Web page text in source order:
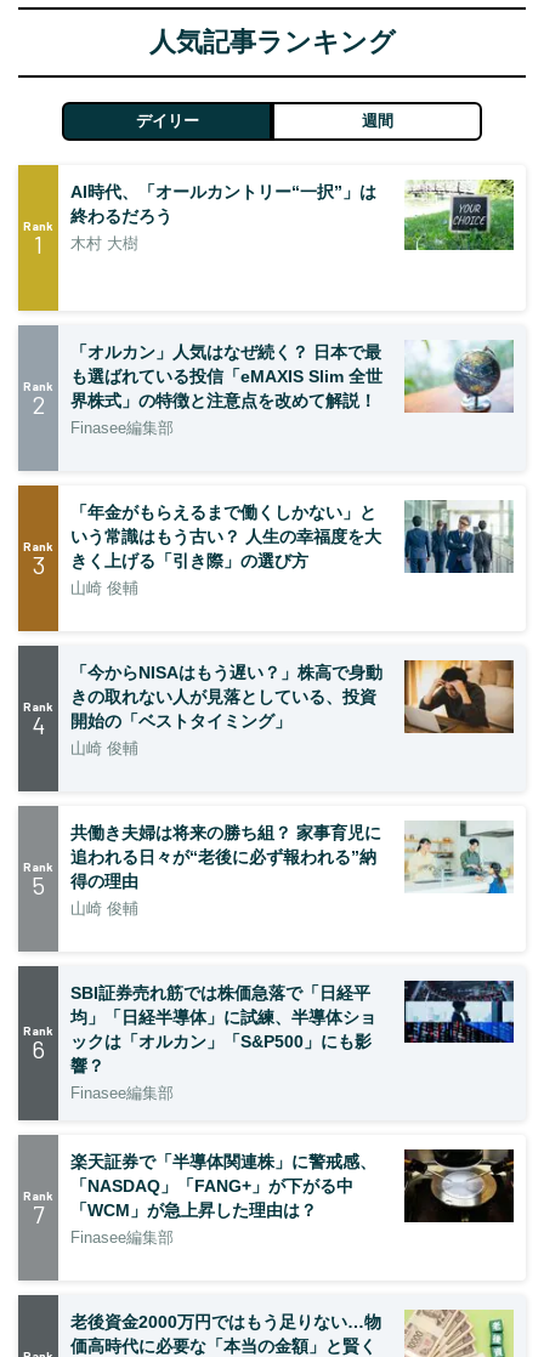
人気記事ランキング
デイリー 週間
Rank
1
AI時代、「オールカントリー“一択”」は
終わるだろう
木村 大樹
Rank
2
「オルカン」人気はなぜ続く？ 日本で最
も選ばれている投信「eMAXIS Slim 全世
界株式」の特徴と注意点を改めて解説！
Finasee編集部
Rank
3
「年金がもらえるまで働くしかない」と
いう常識はもう古い？ 人生の幸福度を大
きく上げる「引き際」の選び方
山崎 俊輔
Rank
4
「今からNISAはもう遅い？」株高で身動
きの取れない人が見落としている、投資
開始の「ベストタイミング」
山崎 俊輔
Rank
5
共働き夫婦は将来の勝ち組？ 家事育児に
追われる日々が“老後に必ず報われる”納
得の理由
山崎 俊輔
Rank
6
SBI証券売れ筋では株価急落で「日経平
均」「日経半導体」に試練、半導体ショ
ックは「オルカン」「S&P500」にも影
響？
Finasee編集部
Rank
7
楽天証券で「半導体関連株」に警戒感、
「NASDAQ」「FANG+」が下がる中
「WCM」が急上昇した理由は？
Finasee編集部
老後資金2000万円ではもう足りない…物
価高時代に必要な「本当の金額」と賢く